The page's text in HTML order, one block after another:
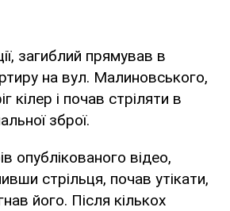
загиблий прямував в
на вул. Малиновського,
кілер і почав стріляти в
зброї.
опублікованого відео,
стрільця, почав утікати,
його. Після кількох